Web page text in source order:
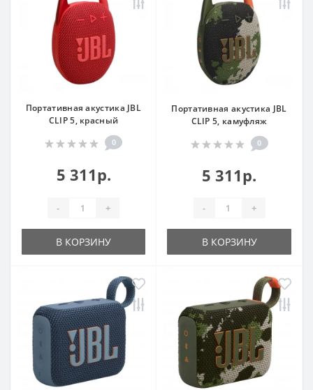
Портативная акустика JBL
CLIP 5, красный
0
5 311р.
- +
В КОРЗИНУ
Портативная акустика JBL
CLIP 5, камуфляж
0
5 311р.
- +
В КОРЗИНУ